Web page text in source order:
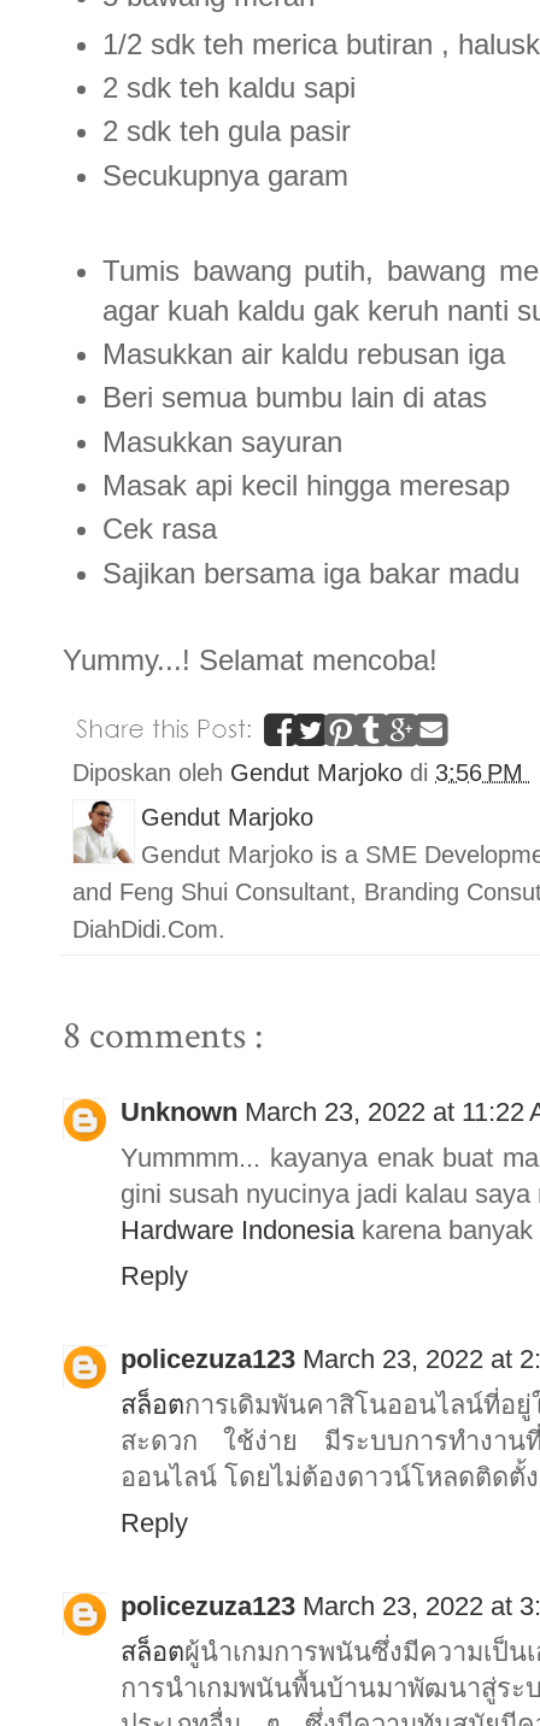
1/2 sdk teh merica butiran ,
2 sdk teh kaldu sapi
2 sdk teh gula pasir
Secukupnya garam
Tumis bawang putih, bawang
agar kuah kaldu gak keruh nanti
Masukkan air kaldu rebusan iga
Beri semua bumbu lain di atas
Masukkan sayuran
Masak api kecil hingga meresap
Cek rasa
Sajikan bersama iga bakar madu
Yummy...! Selamat mencoba!
Diposkan oleh Gendut Marjoko di 3:56 PM
Gendut Marjoko
Gendut Marjoko is a SME
and Feng Shui Consultant, Branding
DiahDidi.Com.
8 comments :
Unknown March 23, 2022 at 11:22
Yummmm... kayanya enak buat
gini susah nyucinya jadi kalau
Hardware Indonesiakarena banyak
Reply
policezuza123 March 23, 2022 at
สล็อตการเดิมพันคาสิโนออนไลน์ที่
สะดวก ใช้ง่าย มีระบบการทำงา
ออนไลน์ โดยไม่ต้องดาวน์โหลดติดตั้
Reply
policezuza123 March 23, 2022 at
สล็อตผู้นำเกมการพนันซึ่งมีความเป็
การนำเกมพนันพื้นบ้านมาพัฒนาสู่ระ